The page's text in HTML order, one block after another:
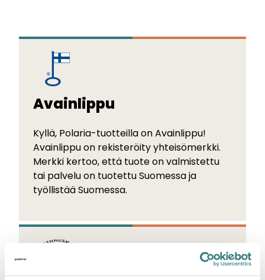
Avainlippu
Kyllä, Polaria-tuotteilla on Avainlippu!
Avainlippu on rekisteröity yhteisömerkki.
Merkki kertoo, että tuote on valmistettu
tai palvelu on tuotettu Suomessa ja
työllistää Suomessa.